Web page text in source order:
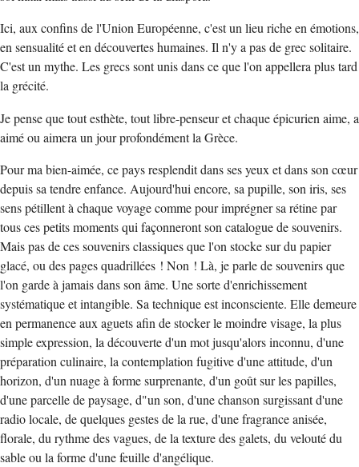
Ici, aux confins de l'Union Européenne, c'est un lieu riche en émotions,
en sensualité et en découvertes humaines. Il n'y a pas de grec solitaire.
C'est un mythe. Les grecs sont unis dans ce que l'on appellera plus tard
la grécité.
Je pense que tout esthète, tout libre-penseur et chaque épicurien aime, a
aimé ou aimera un jour profondément la Grèce.
Pour ma bien-aimée, ce pays resplendit dans ses yeux et dans son cœur
depuis sa tendre enfance. Aujourd'hui encore, sa pupille, son iris, ses
sens pétillent à chaque voyage comme pour imprégner sa rétine par
tous ces petits moments qui façonneront son catalogue de souvenirs.
Mais pas de ces souvenirs classiques que l'on stocke sur du papier
glacé, ou des pages quadrillées ! Non ! Là, je parle de souvenirs que
l'on garde à jamais dans son âme. Une sorte d'enrichissement
systématique et intangible. Sa technique est inconsciente. Elle demeure
en permanence aux aguets afin de stocker le moindre visage, la plus
simple expression, la découverte d'un mot jusqu'alors inconnu, d'une
préparation culinaire, la contemplation fugitive d'une attitude, d'un
horizon, d'un nuage à forme surprenante, d'un goût sur les papilles,
d'une parcelle de paysage, d"un son, d'une chanson surgissant d'une
radio locale, de quelques gestes de la rue, d'une fragrance anisée,
florale, du rythme des vagues, de la texture des galets, du velouté du
sable ou la forme d'une feuille d'angélique.